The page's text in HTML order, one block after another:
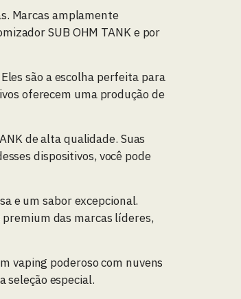
Marcas amplamente
SUB OHM TANK e por
são a escolha perfeita para
oferecem uma produção de
de alta qualidade. Suas
dispositivos, você pode
e um sabor excepcional.
premium das marcas líderes,
vaping poderoso com nuvens
seleção especial.